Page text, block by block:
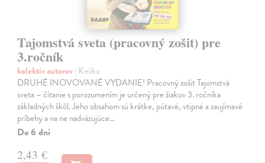
Tajomstvá sveta (pracovný zošit) pre
3.ročník
kolektív autorov| Kniha
DRUHÉ INOVOVANÉ VYDANIE! Pracovný zošit Tajomstvá
sveta – čítanie s porozumením je určený pre žiakov 3. ročníka
základných škôl. Jeho obsahom sú krátke, pútavé, vtipné a zaujímavé
príbehy a na ne nadväzujúce…
Do 6 dní
2,43 €